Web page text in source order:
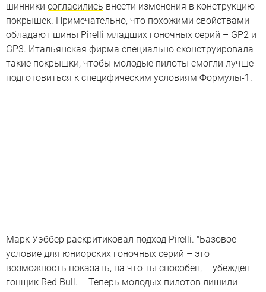
шинники согласились внести изменения в конструкцию
покрышек. Примечательно, что похожими свойствами
обладают шины Pirelli младших гоночных серий – GP2 и
GP3. Итальянская фирма специально сконструировала
такие покрышки, чтобы молодые пилоты смогли лучше
подготовиться к специфическим условиям Формулы-1.
Марк Уэббер раскритиковал подход Pirelli. "Базовое
условие для юниорских гоночных серий – это
возможность показать, на что ты способен, – убежден
гонщик Red Bull. – Теперь молодых пилотов лишили